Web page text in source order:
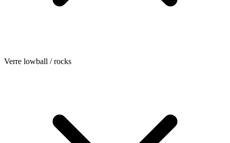
Verre lowball / rocks